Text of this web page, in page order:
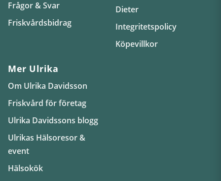
Frågor & Svar
Friskvårdsbidrag
Dieter
Integritetspolicy
Köpevillkor
Mer Ulrika
Om Ulrika Davidsson
Friskvård för företag
Ulrika Davidssons blogg
Ulrikas Hälsoresor &
event
Hälsokök